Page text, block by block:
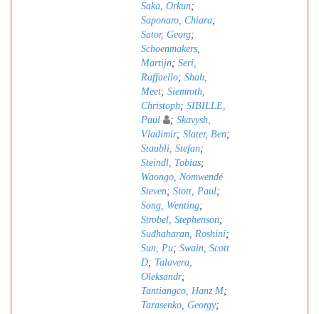
Saka, Orkun;
Saponaro, Chiara;
Sator, Georg;
Schoenmakers,
Martijn; Seri,
Raffaello; Shah,
Meet; Siemroth,
Christoph; SIBILLE,
Paul
; Skavysh,
Vladimir; Slater, Ben;
Staubli, Stefan;
Steindl, Tobias;
Waongo, Nomwendé
Steven; Stott, Paul;
Song, Wenting;
Strobel, Stephenson;
Sudhaharan, Roshini;
Sun, Pu; Swain, Scott
D; Talavera,
Oleksandr;
Tantiangco, Hanz M;
Tarasenko, Georgy;